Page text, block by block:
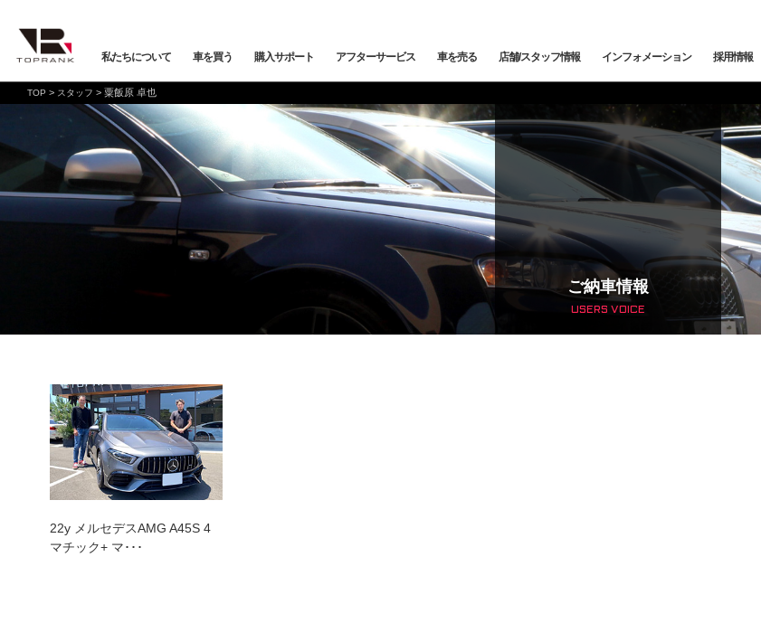
私たちについて 車を買う
車を買う
全ての在庫情報
バックオーダーシステム
オンライン商談
お取り寄せ商談
メーカーから探す
Mercedes-AMG BMW ALPINA
VOLKSWAGEN PORSCHE LAND ROVER JAGUAR
店舗から探す
購入サポート
購入サポート
保証・購入プラン 下取査定 納車前点検・整備
ローンシミュレーション
オートローン事前審査
アフターサービス
アフターサービス
車検・点検 メンテナンス 鈑金塗装
プロテクションフィルム 輸入車コーディング アライメント測定・調整
車を売る 店舗/スタッフ情報
店舗/スタッフ情報
会社概要
プライバシーポリシー
店舗お問い合わせ
トップランク本店 トップランク中央 トップランク杉並
インフォメーション
インフォメーション
ニュース&メディア ご納車情報 サービスブログ
採用情報
TOP > スタッフ > 粟飯原 卓也
ご納車情報
USERS VOICE
22y メルセデスAMG A45S 4
マチック+ マ･･･